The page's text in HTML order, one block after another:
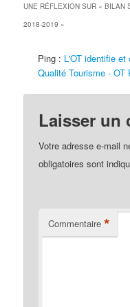
UNE RÉFLEXION SUR «BILAN
2018-2019 »
Ping : L'OT identifie
Qualité Tourisme - OT
Laisser un
Votre adresse e-mail
obligatoires sont
Commentaire *